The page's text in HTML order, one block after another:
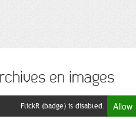
en images
FlickR (badge) is disabled. Allow